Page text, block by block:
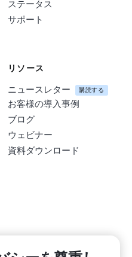
ステータス
サポート
リソース
ニュースレター 購読する
お客様の導入事例
ブログ
ウェビナー
資料ダウンロード